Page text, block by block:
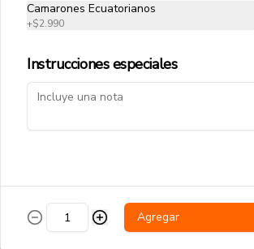
Salchipapas
Papas fritas y
Papas fritas, salsa
Camarones Ecuatorianos
+$2.990
Instrucciones especiales
Agregar